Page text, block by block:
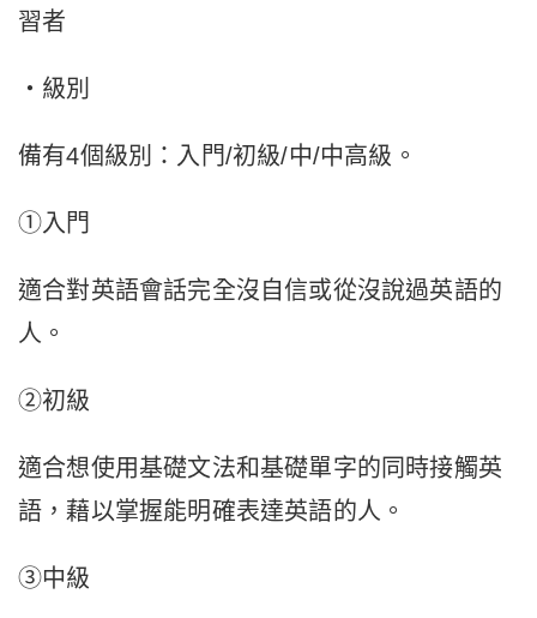
習者
・級別
備有4個級別：入門/初級/中/中高級。
①入門
適合對英語會話完全沒自信或從沒說過英語的
人。
②初級
適合想使用基礎文法和基礎單字的同時接觸英
語，藉以掌握能明確表達英語的人。
③中級